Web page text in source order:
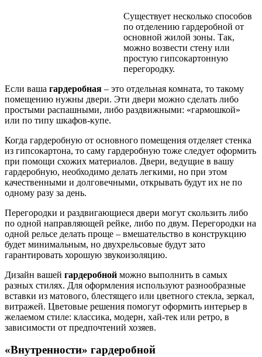
Существует несколько способов
по отделению гардеробной от
основной жилой зоны. Так,
можно возвести стену или
простую гипсокартонную
перегородку.
Если ваша гардеробная – это отдельная комната, то такому
помещению нужны двери. Эти двери можно сделать либо
простыми распашными, либо раздвижными: «гармошкой»
или по типу шкафов-купе.
Когда гардеробную от основного помещения отделяет стенка
из гипсокартона, то саму гардеробную тоже следует оформить
при помощи схожих материалов. Двери, ведущие в вашу
гардеробную, необходимо делать легкими, но при этом
качественными и долговечными, открывать будут их не по
одному разу за день.
Перегородки и раздвигающиеся двери могут скользить либо
по одной направляющей рейке, либо по двум. Перегородки на
одной рельсе делать проще – вмешательство в конструкцию
будет минимальным, но двухрельсовые будут зато
гарантировать хорошую звукоизоляцию.
Дизайн вашей гардеробной можно выполнить в самых
разных стилях. Для оформления используют разнообразные
вставки из матового, блестящего или цветного стекла, зеркал,
витражей. Цветовые решения помогут оформить интерьер в
желаемом стиле: классика, модерн, хай-тек или ретро, в
зависимости от предпочтений хозяев.
«Внутренности» гардеробной